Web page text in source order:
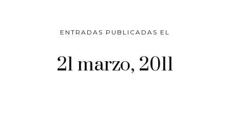
ENTRADAS PUBLICADAS EL
21 marzo, 2011